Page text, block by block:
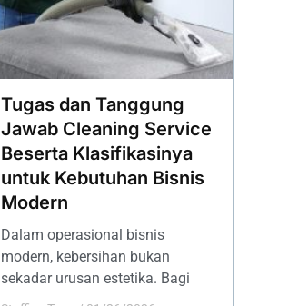
Tugas dan Tanggung
Jawab Cleaning Service
Beserta Klasifikasinya
untuk Kebutuhan Bisnis
Modern
Dalam operasional bisnis
modern, kebersihan bukan
sekadar urusan estetika. Bagi